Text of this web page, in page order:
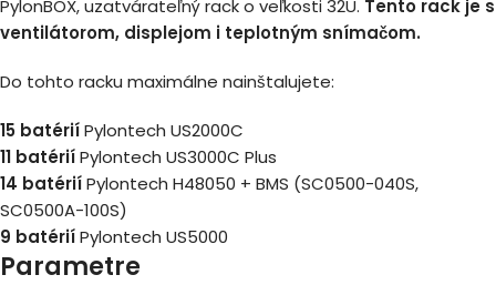
PylonBOX, uzatvárateľný rack o veľkosti 32U. Tento rack je s
ventilátorom, displejom i teplotným snímačom.
Do tohto racku maximálne nainštalujete:
15 batériíPylontech US2000C
11 batériíPylontech US3000C Plus
14 batériíPylontech H48050 + BMS (SC0500-040S,
SC0500A-100S)
9 batériíPylontech US5000
Parametre